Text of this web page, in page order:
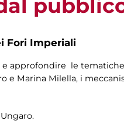
Fori Imperiali
approfondire le
e Marina Milella, i